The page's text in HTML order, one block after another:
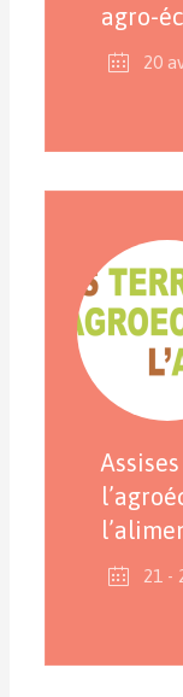
agro-
20
21 -